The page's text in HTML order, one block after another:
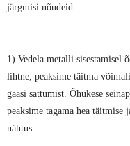
järgmisi nõudeid:
1) Vedela metalli sisestamisel
lihtne, peaksime täitma
gaasi sattumist. Õhukese
peaksime tagama hea
nähtus.